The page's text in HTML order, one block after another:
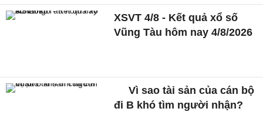
XSVT 4/8 - Kết quả xổ số
Vũng Tàu hôm nay 4/8/2026
Vì sao tài sản của cán bộ
đi B khó tìm người nhận?